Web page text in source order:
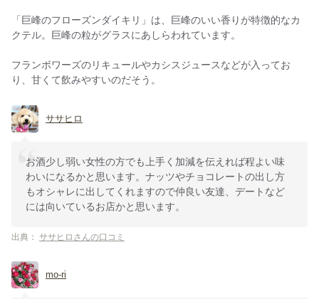
「巨峰のフローズンダイキリ」は、巨峰のいい香りが特徴的なカ
クテル。巨峰の粒がグラスにあしらわれています。
フランボワーズのリキュールやカシスジュースなどが入ってお
り、甘くて飲みやすいのだそう。
ササヒロ
お酒少し弱い女性の方でも上手く加減を伝えれば程よい味
わいになるかと思います。ナッツやチョコレートの出し方
もオシャレに出してくれますので仲良い友達、デートなど
には向いているお店かと思います。
出典： ササヒロさんの口コミ
mo-ri